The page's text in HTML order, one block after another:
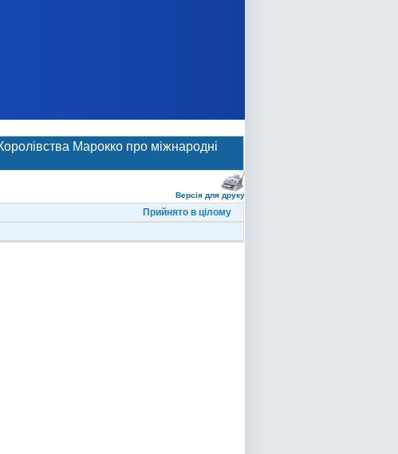
Марокко про міжнародні
Версія для друку
Прийнято в цілому